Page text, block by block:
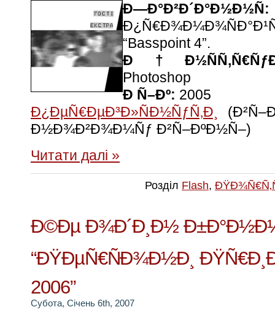
Ð—Ð°Ð²Ð´Ð°Ð½Ð½Ñ:
“Basspoint 4”.
Photoshop
Ð Ñ–Ðº: 2005
Ð¿ÐµÑ€ÐµÐ³Ð»ÑÐ½ÑƒÑ‚Ð¸
Ð½Ð¾Ð²Ð¾Ð¼Ñƒ Ð²Ñ–ÐºÐ½Ñ–)
Читати далі »
Розділ Flash,
Ð©Ðµ Ð¾Ð´Ð¸Ð½
“ÐŸÐµÑ€ÑÐ¾Ð½Ð¸
2006”
Субота, Січень 6th, 2007